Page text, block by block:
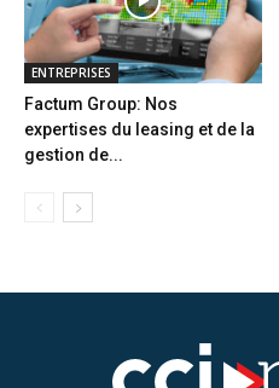
ENTREPRISES
Factum Group: Nos
expertises du leasing et de la
gestion de...